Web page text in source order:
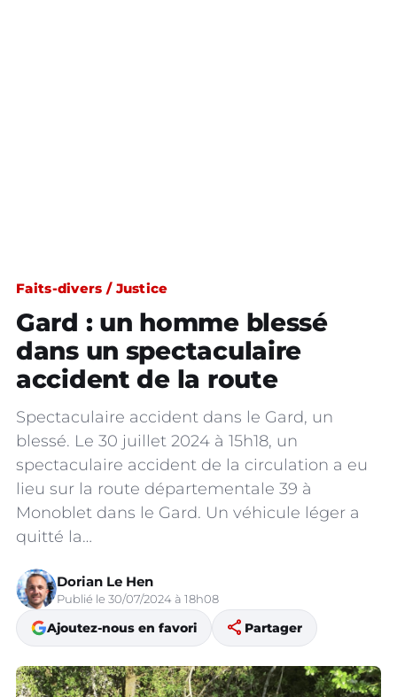
Faits-divers / Justice
Gard : un homme blessé
dans un spectaculaire
accident de la route
Spectaculaire accident dans le Gard, un
blessé. Le 30 juillet 2024 à 15h18, un
spectaculaire accident de la circulation a eu
lieu sur la route départementale 39 à
Monoblet dans le Gard. Un véhicule léger a
quitté la…
Dorian Le Hen
Publié le 30/07/2024 à 18h08
Ajoutez-nous en favori share Partager